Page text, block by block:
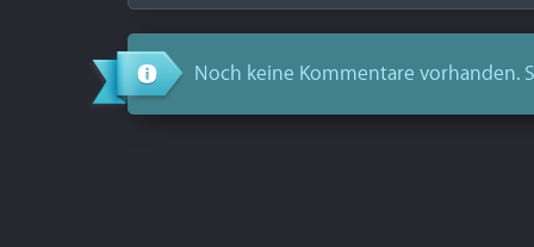
Noch keine Kommentare vorhanden.